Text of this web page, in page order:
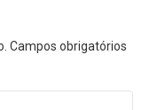
Campos obrigatórios